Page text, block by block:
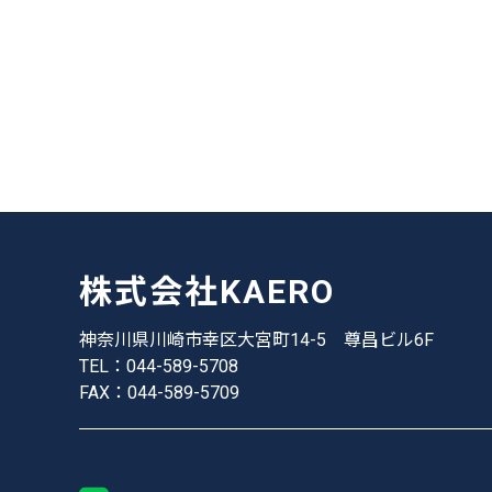
株式会社KAERO
神奈川県川崎市幸区大宮町14-5 尊昌ビル6F
TEL：044-589-5708
FAX：044-589-5709